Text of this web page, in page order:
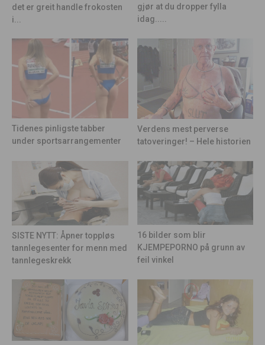
det er greit handle frokosten
i...
gjør at du dropper fylla
idag.....
Tidenes pinligste tabber
under sportsarrangementer
Verdens mest perverse
tatoveringer! – Hele historien
SISTE NYTT: Åpner toppløs
tannlegesenter for menn med
tannlegeskrekk
16 bilder som blir
KJEMPEPORNO på grunn av
feil vinkel